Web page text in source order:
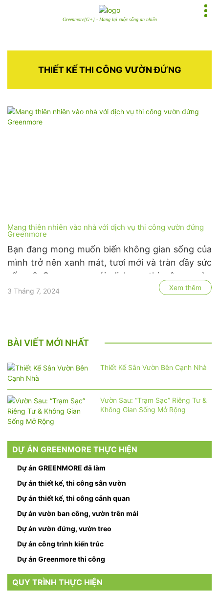
Greenmore[G+] - Mang lại cuộc sống an nhiên
THIẾT KẾ THI CÔNG VƯỜN ĐỨNG
Mang thiên nhiên vào nhà với dịch vụ thi công vườn đứng
Greenmore
Bạn đang mong muốn biến không gian sống của
mình trở nên xanh mát, tươi mới và tràn đầy sức
sống ? Greenmore với dịch vụ thi công vườn
đứng chuyên nghiệp sẽ giúp bạn hiện thực hóa
3 Tháng 7, 2024 Xem thêm
BÀI VIẾT MỚI NHẤT
Thiết Kế Sân Vườn Bên Cạnh Nhà
Vườn Sau: “Trạm Sạc” Riêng Tư &
Không Gian Sống Mở Rộng
DỰ ÁN GREENMORE THỰC HIỆN
Dự án GREENMORE đã làm
Dự án thiết kế, thi công sân vườn
Dự án thiết kế, thi công cảnh quan
Dự án vườn ban công, vườn trên mái
Dự án vườn đứng, vườn treo
Dự án công trình kiến trúc
Dự án Greenmore thi công
QUY TRÌNH THỰC HIỆN